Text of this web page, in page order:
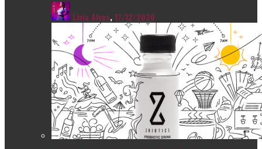
Livia Alves,17/12/2020